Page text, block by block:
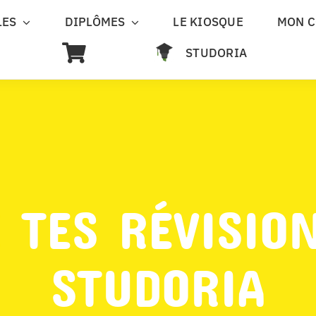
DIPLÔMES LE KIOSQUE
MON
STUDORIA
TES
STUDORIA